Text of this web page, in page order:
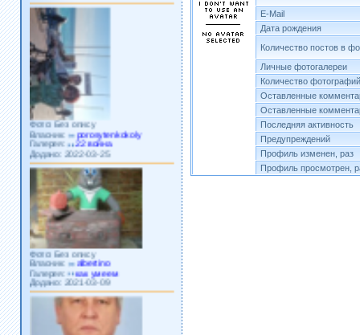
Фото: Без опису
Власник:
porosytenkokoly
Галерея:
22 война
Додано: 2022-03-25
Фото: Без опису
Власник:
albertino
Галерея:
как умеем
Додано: 2021-03-09
E-Mail
Дата рождения
Количество постов в
Личные фотогалереи
Количество фотографий
Оставленные
Оставленные
Последняя активность
Предупреждений
Профиль изменен, раз
Профиль просмотрен,